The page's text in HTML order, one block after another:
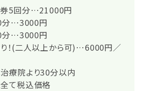
5回分…21000円
…3000円
…3000円
！(二人以上から可)…6000円／
療院より30分以内
て税込価格